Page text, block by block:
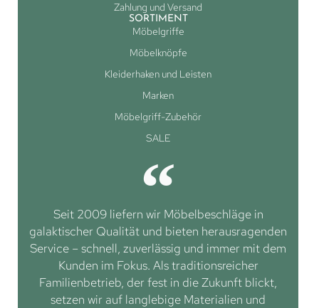
Zahlung und Versand
SORTIMENT
Möbelgriffe
Möbelknöpfe
Kleiderhaken und Leisten
Marken
Möbelgriff-Zubehör
SALE
Seit 2009 liefern wir Möbelbeschläge in
galaktischer Qualität und bieten herausragenden
Service – schnell, zuverlässig und immer mit dem
Kunden im Fokus. Als traditionsreicher
Familienbetrieb, der fest in die Zukunft blickt,
setzen wir auf langlebige Materialien und